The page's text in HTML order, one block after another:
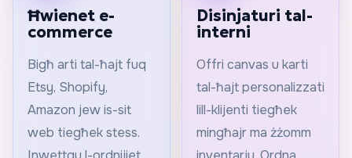
Ħwienet e-
commerce
Bigħ arti tal-ħajt fuq
Etsy, Shopify,
Amazon jew is-sit
web tiegħek stess.
Disinjaturi tal-
interni
Offri canvas u karti
tal-ħajt personalizzati
lill-klijenti tiegħek
mingħajr ma żżomm